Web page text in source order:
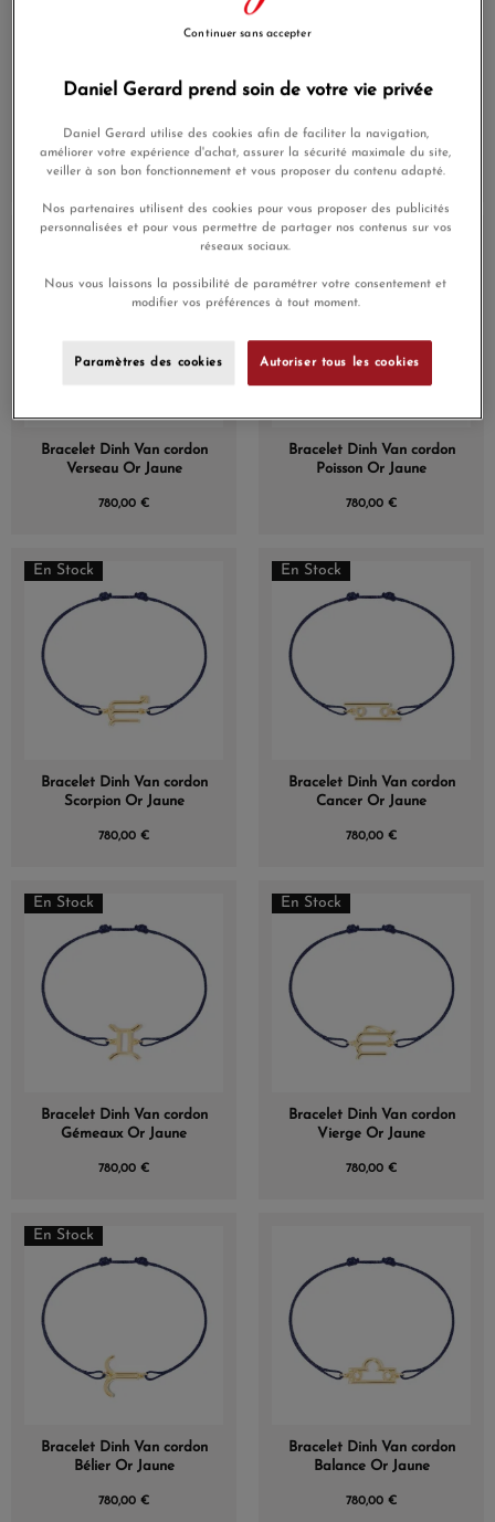
Taureau Or Jaune
780,00 €
Capricorne Or Jaune
780,00 €
En Stock
Bracelet Dinh Van cordon
Verseau Or Jaune
780,00 €
En Stock
Bracelet Dinh Van cordon
Poisson Or Jaune
780,00 €
En Stock
Bracelet Dinh Van cordon
Scorpion Or Jaune
780,00 €
En Stock
Bracelet Dinh Van cordon
Cancer Or Jaune
780,00 €
En Stock
Bracelet Dinh Van cordon
Gémeaux Or Jaune
780,00 €
En Stock
Bracelet Dinh Van cordon
Vierge Or Jaune
780,00 €
En Stock
Bracelet Dinh Van cordon
Bélier Or Jaune
780,00 €
Bracelet Dinh Van cordon
Balance Or Jaune
780,00 €
Daniel Gerard prend soin de votre vie privée
Daniel Gerard utilise des cookies afin de faciliter la navigation,
améliorer votre expérience d'achat, assurer la sécurité maximale du site,
veiller à son bon fonctionnement et vous proposer du contenu adapté.
Nos partenaires utilisent des cookies pour vous proposer des publicités
personnalisées et pour vous permettre de partager nos contenus sur vos
réseaux sociaux.
Nous vous laissons la possibilité de paramétrer votre consentement et
modifier vos préférences à tout moment.
Paramètres des cookies Autoriser tous les cookies
Continuer sans accepter